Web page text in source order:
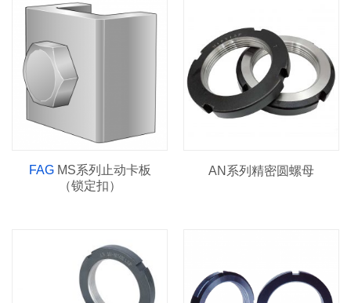
FAGMS系列止动卡板
（锁定扣）
AN系列精密圆螺母